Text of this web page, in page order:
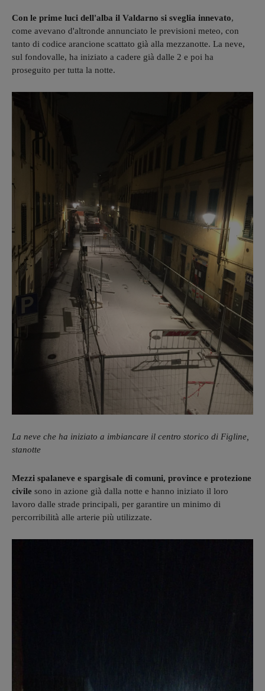
Con le prime luci dell'alba il Valdarno si sveglia innevato,
come avevano d'altronde annunciato le previsioni meteo, con
tanto di codice arancione scattato già alla mezzanotte. La neve,
sul fondovalle, ha iniziato a cadere già dalle 2 e poi ha
proseguito per tutta la notte.
La neve che ha iniziato a imbiancare il centro storico di Figline,
stanotte
Mezzi spalaneve e spargisale di comuni, province e protezione
civile sono in azione già dalla notte e hanno iniziato il loro
lavoro dalle strade principali, per garantire un minimo di
percorribilità alle arterie più utilizzate.